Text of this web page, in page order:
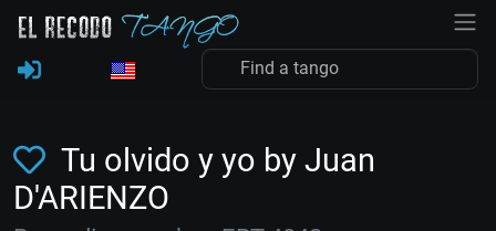
Tu olvido y yo by Juan
D'ARIENZO